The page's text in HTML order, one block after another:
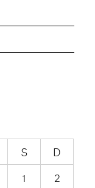
S
D
1
2